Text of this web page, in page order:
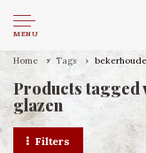
MENU
Home Tags
Products tagged
glazen
Filters